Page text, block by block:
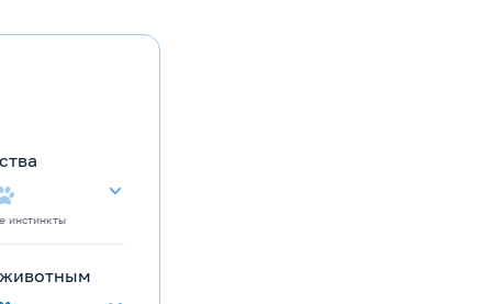
инстинкты